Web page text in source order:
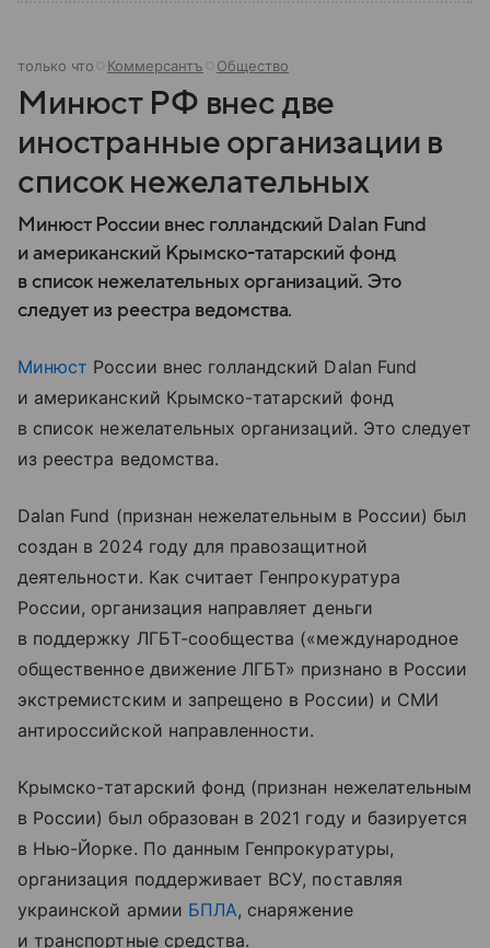
только что Коммерсантъ Общество
Минюст РФ внес две
иностранные организации в
список нежелательных
Минюст России внес голландский Dalan Fund
и американский Крымско-татарский фонд
в список нежелательных организаций. Это
следует из реестра ведомства.
Минюст России внес голландский Dalan Fund
и американский Крымско-татарский фонд
в список нежелательных организаций. Это следует
из реестра ведомства.
Dalan Fund (признан нежелательным в России) был
создан в 2024 году для правозащитной
деятельности. Как считает Генпрокуратура
России, организация направляет деньги
в поддержку ЛГБТ-сообщества («международное
общественное движение ЛГБТ» признано в России
экстремистским и запрещено в России) и СМИ
антироссийской направленности.
Крымско-татарский фонд (признан нежелательным
в России) был образован в 2021 году и базируется
в Нью-Йорке. По данным Генпрокуратуры,
организация поддерживает ВСУ, поставляя
украинской армии БПЛА, снаряжение
и транспортные средства.